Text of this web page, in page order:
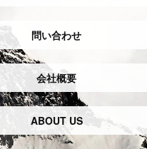
問い合わせ
会社概要
ABOUT US